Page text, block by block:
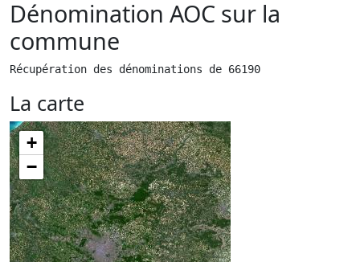
Dénomination AOC sur la
commune
Récupération des dénominations de 66190
La carte
+
−